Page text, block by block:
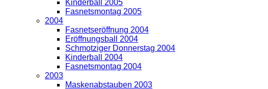
Kinderball 2005
Fasnetsmontag 2005
2004
Fasnetseröffnung 2004
Eröffnungsball 2004
Schmotziger Donnerstag 2004
Kinderball 2004
Fasnetsmontag 2004
2003
Maskenabstauben 2003